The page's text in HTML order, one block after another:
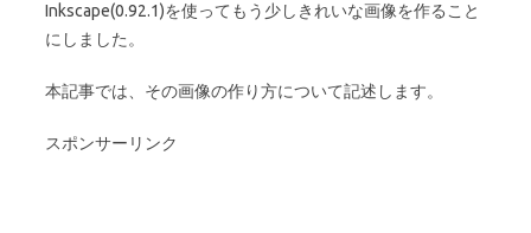
Inkscape(0.92.1)を使ってもう少しきれいな画像を作ること
にしました。
本記事では、その画像の作り方について記述します。
スポンサーリンク